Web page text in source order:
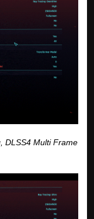
DLSS4 Multi Frame